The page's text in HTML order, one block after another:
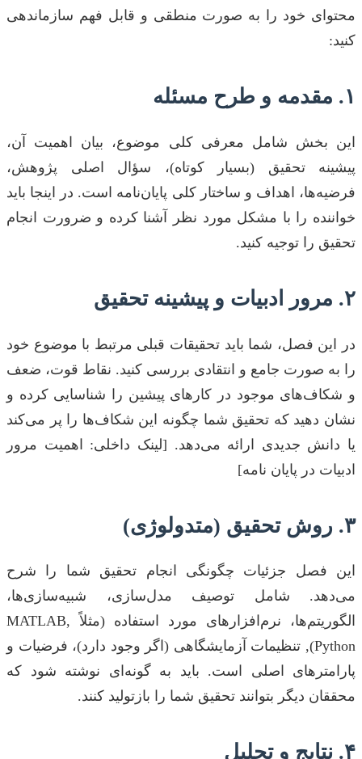
محتوای خود را به صورت منطقی و قابل فهم سازماندهی
کنید:
۱. مقدمه و طرح مسئله
این بخش شامل معرفی کلی موضوع، بیان اهمیت آن،
پیشینه تحقیق (بسیار کوتاه)، سؤال اصلی پژوهش،
فرضیه‌ها، اهداف و ساختار کلی پایان‌نامه است. در اینجا باید
خواننده را با مشکل مورد نظر آشنا کرده و ضرورت انجام
تحقیق را توجیه کنید.
۲. مرور ادبیات و پیشینه تحقیق
در این فصل، شما باید تحقیقات قبلی مرتبط با موضوع خود
را به صورت جامع و انتقادی بررسی کنید. نقاط قوت، ضعف
و شکاف‌های موجود در کارهای پیشین را شناسایی کرده و
نشان دهید که تحقیق شما چگونه این شکاف‌ها را پر می‌کند
یا دانش جدیدی ارائه می‌دهد. [لینک داخلی: اهمیت مرور
ادبیات در پایان نامه]
۳. روش تحقیق (متدولوژی)
این فصل جزئیات چگونگی انجام تحقیق شما را شرح
می‌دهد. شامل توصیف مدل‌سازی، شبیه‌سازی‌ها،
الگوریتم‌ها، نرم‌افزارهای مورد استفاده (مثلاً MATLAB,
Python), تنظیمات آزمایشگاهی (اگر وجود دارد)، فرضیات و
پارامترهای اصلی است. باید به گونه‌ای نوشته شود که
محققان دیگر بتوانند تحقیق شما را بازتولید کنند.
۴. نتایج و تحلیل